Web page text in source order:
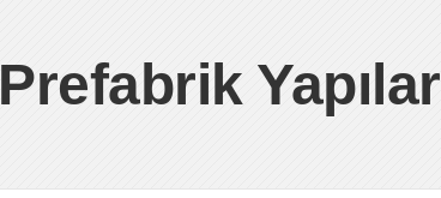
Prefabrik Yapılar